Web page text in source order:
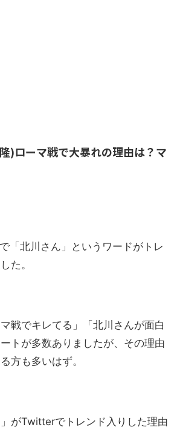
)ローマ戦で大暴れの理由は？マ
「北川さん」というワードがトレ
た。
マ戦でキレてる」「北川さんが面白
トが多数ありましたが、その理由
方も多いはず。
がTwitterでトレンド入りした理由